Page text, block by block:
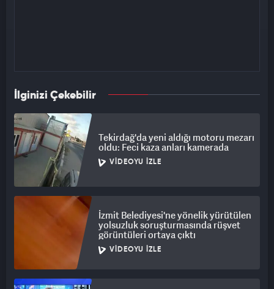
İlginizi Çekebilir
Tekirdağ'da yeni aldığı motoru mezarı
oldu: Feci kaza anları kamerada
VIDEOYU İZLE
İzmit Belediyesi'ne yönelik yürütülen
yolsuzluk soruşturmasında rüşvet
görüntüleri ortaya çıktı
VIDEOYU İZLE